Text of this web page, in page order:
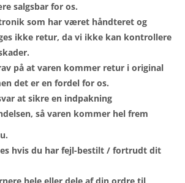
salgsbar for os.
som har været håndteret og
ikke retur, da vi ikke kan kontrollere
på at varen kommer retur i original
det er en fordel for os.
at sikre en indpakning
så varen kommer hel frem
hvis du har fejl-bestilt / fortrudt dit